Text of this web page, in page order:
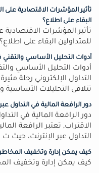
تأثير المؤشرات الاقتصادية على
البقاء على اطلاع؟
تأثير المؤشرات
للمتداولين البقاء على اطلاع؟
أدوات التحليل الأساسي والتقني
أدوات التحليل الأساسي
التداول الإلكتروني رحلة
تتلاقى التحليلات الأساسية و
دور الرافعة المالية في التداول
دور الرافعة المالية في
الاقتراب, تعتبر الرافعة
التداول عبر الإنترنت، حيث ت
كيف يمكن إدارة وتخفيف المخاطر
كيف يمكن إدارة وتخفيف